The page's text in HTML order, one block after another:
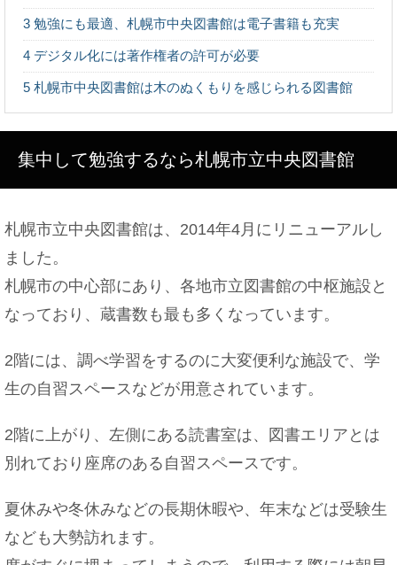
警察が訪問してきた！1人だったら巡回連絡の可能
性も
大学の先輩とご飯に行ったときのお会計作法やご飯
方法
胎児が大きいと早く産まれる？早めるには？巨大児
にしない
ご紹介
3 勉強にも最適、札幌市中央図書館は電子書籍も充実
4 デジタル化には著作権者の許可が必要
5 札幌市中央図書館は木のぬくもりを感じられる図書館
集中して勉強するなら札幌市立中央図書館
札幌市立中央図書館は、2014年4月にリニューアルし
ました。
札幌市の中心部にあり、各地市立図書館の中枢施設と
なっており、蔵書数も最も多くなっています。
2階には、調べ学習をするのに大変便利な施設で、学
生の自習スペースなどが用意されています。
2階に上がり、左側にある読書室は、図書エリアとは
別れており座席のある自習スペースです。
夏休みや冬休みなどの長期休暇や、年末などは受験生
なども大勢訪れます。